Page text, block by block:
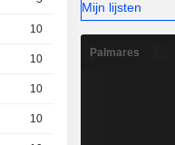
10
10 0,001000EUR
10
10
Mijn lijsten
Palmares